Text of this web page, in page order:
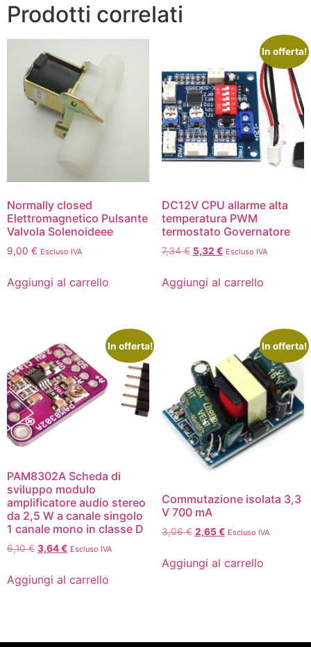
Prodotti correlati
Normally closed
Elettromagnetico Pulsante
Valvola Solenoideee
9,00 € Escluso IVA
Aggiungi al carrello
In offerta!
DC12V CPU allarme alta
temperatura PWM
termostato Governatore
7,34€ 5,32 € Escluso IVA
Aggiungi al carrello
In offerta!
PAM8302A Scheda di
sviluppo modulo
amplificatore audio stereo
da 2,5 W a canale singolo
1 canale mono in classe D
6,10€ 3,64€ Escluso IVA
Aggiungi al carrello
In offerta!
Commutazione isolata 3,3
V 700 mA
3,06€ 2,65€ Escluso IVA
Aggiungi al carrello